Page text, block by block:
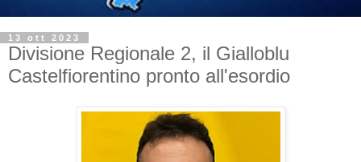
13 ott 2023
Divisione Regionale 2, il Gialloblu
Castelfiorentino pronto all'esordio